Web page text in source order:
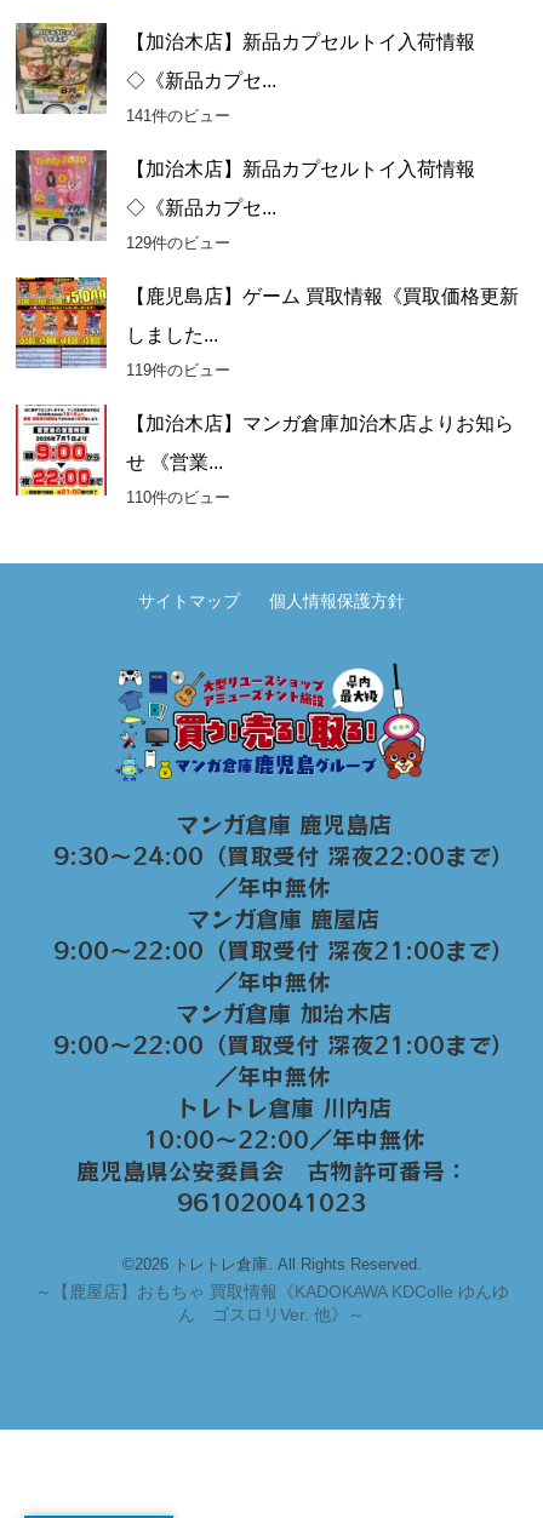
【加治木店】新品カプセルトイ入荷情報
◇《新品カプセ...
141件のビュー
【加治木店】新品カプセルトイ入荷情報
◇《新品カプセ...
129件のビュー
【鹿児島店】ゲーム 買取情報《買取価格更新
しました...
119件のビュー
【加治木店】マンガ倉庫加治木店よりお知ら
せ 《営業...
110件のビュー
サイトマップ 個人情報保護方針
マンガ倉庫 鹿児島店
9:30～24:00（買取受付 深夜22:00まで）
／年中無休
マンガ倉庫 鹿屋店
9:00～22:00（買取受付 深夜21:00まで）
／年中無休
マンガ倉庫 加治木店
9:00〜22:00（買取受付 深夜21:00まで）
／年中無休
トレトレ倉庫 川内店
10:00〜22:00／年中無休
鹿児島県公安委員会 古物許可番号：
961020041023
©2026 トレトレ倉庫. All Rights Reserved.
～
【鹿屋店】おもちゃ 買取情報《KADOKAWA KDColle ゆんゆ
ん ゴスロリVer. 他》～